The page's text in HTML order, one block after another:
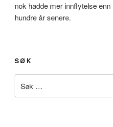
nok hadde mer innflytelse
hundre år senere.
SØK
etter: